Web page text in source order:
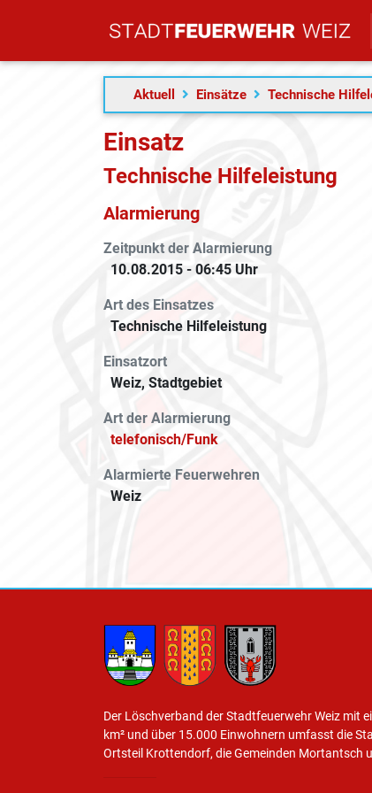
Aktuell Einsätze Technische
Einsatz
Technische Hilfeleistung
Alarmierung
Zeitpunkt der Alarmierung
10.08.2015 - 06:45 Uhr
Art des Einsatzes
Technische Hilfeleistung
Einsatzort
Weiz, Stadtgebiet
Art der Alarmierung
telefonisch/Funk
Alarmierte Feuerwehren
Weiz
Der Löschverband der Stadtfeuerwehr Weiz mit
km² und über 15.000 Einwohnern umfasst die
Ortsteil Krottendorf, die Gemeinden Mortantsch